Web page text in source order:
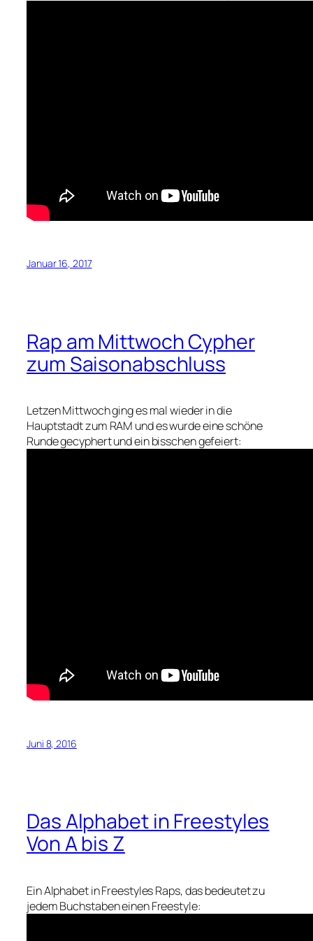
Januar 16, 2017
Rap am Mittwoch Cypher
zum Saisonabschluss
Letzen Mittwoch ging es mal wieder in die
Hauptstadt zum RAM und es wurde eine schöne
Runde gecyphert und ein bisschen gefeiert:
Juni 8, 2016
Das Alphabet in Freestyles
Von A bis Z
Ein Alphabet in Freestyles Raps, das bedeutet zu
jedem Buchstaben einen Freestyle: